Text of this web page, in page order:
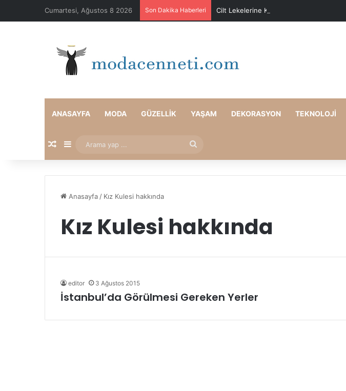
Cumartesi, Ağustos 8 2026 Son Dakika Haberleri Cilt Lekelerine Karşı Evde Maske Önerileri
ANASAYFA MODA GÜZELLIK YAŞAM DEKORASYON TEKNOLOJI
Rastgele Makale
Kenar Bölmesi
yap
Anasayfa / Kız Kulesi hakkında
Kız Kulesi hakkında
editor 3 Ağustos 2015
İstanbul’da Görülmesi Gereken Yerler